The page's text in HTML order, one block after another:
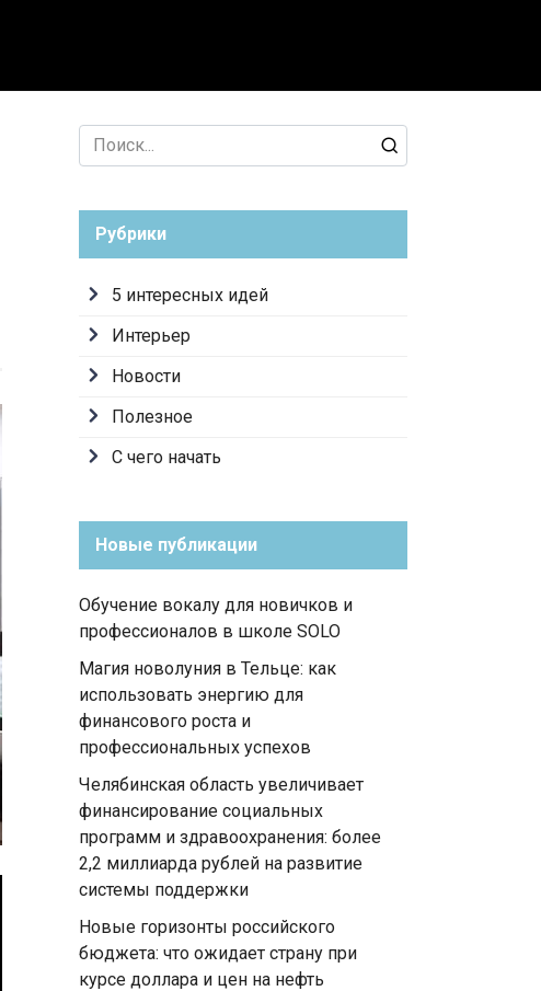
Search
for:
Рубрики
5 интересных идей
Интерьер
Новости
Полезное
С чего начать
Новые публикации
Обучение вокалу для новичков и
профессионалов в школе SOLO
Магия новолуния в Тельце: как
использовать энергию для
финансового роста и
профессиональных успехов
Челябинская область увеличивает
финансирование социальных
программ и здравоохранения: более
2,2 миллиарда рублей на развитие
системы поддержки
Новые горизонты российского
бюджета: что ожидает страну при
курсе доллара и цен на нефть